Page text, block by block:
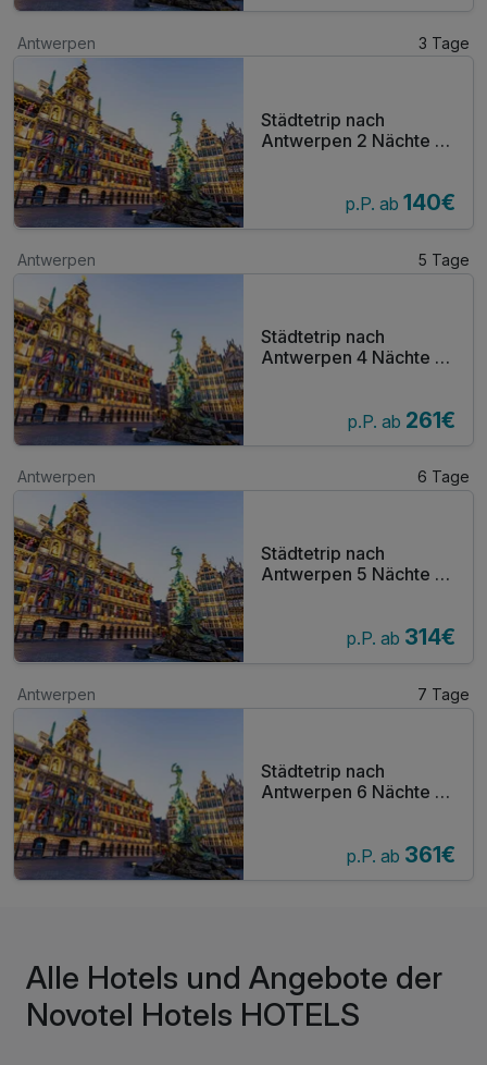
Antwerpen 3 Tage
Städtetrip nach
Antwerpen 2 Nächte |
p.P. ab 140€
Antwerpen 5 Tage
Städtetrip nach
Antwerpen 4 Nächte |
p.P. ab 261€
Antwerpen 6 Tage
Städtetrip nach
Antwerpen 5 Nächte |
p.P. ab 314€
Antwerpen 7 Tage
Städtetrip nach
Antwerpen 6 Nächte |
p.P. ab 361€
Alle Hotels und Angebote der
Novotel Hotels HOTELS